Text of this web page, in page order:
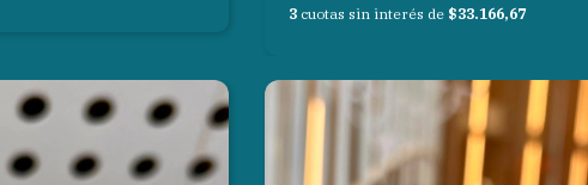
3 cuotas sin interés de $33.166,67